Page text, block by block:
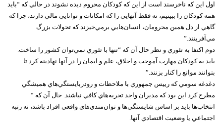
اول اين که ناخرسند است از اين که کودکان محروم ديده نشوند در حالي که “بايد
همه کودکان را ببينيم، نه فقط آنهايي را که امکانات و توانايي مالي دارند، چرا که
گاهي از دل همين محرومان، انسان‌هايي برمي‌خيزند که تحولات بزرگ
مي‌آفرينند.”
دوم اکتفا به تئوري و نظر حال آن که “تنها با تئوري نمي‌توان کشور را ساخت.
بايد به کودکان مهارت آموخت و اخلاق، علم و ايمان را در آنها نهادينه کرد تا
بتوانند موانع را کنار بزنند.”
دغدغه سومي که رييس جمهوري با ملاحظات و رودربايستگي‌هاي هميشگي
مطرح کرد اين بود که مديران واجد تجربه‌هاي کافي نباشند. حال آن که “
انتخاب‌ها بايد بر اساس شايستگي‌ها و توان‌مندي‌هاي واقعي افراد باشد، نه رتبه
اجتماعي يا وضعيت اقتصادي آنها.